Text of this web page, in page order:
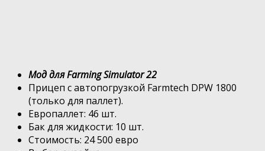
Мод для Farming Simulator 22
Прицеп с автопогрузкой Farmtech DPW 1800
(только для паллет).
Европаллет: 46 шт.
Бак для жидкости: 10 шт.
Стоимость: 24 500 евро